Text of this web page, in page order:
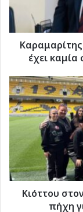
–
Δεν
έχει
καμία
σχέση
τα
νέα
έργα»
(ηχητικό)
έχει
Κιόττου
στον
topfm:
«Ο
Σταυρός ανεβάζει
πήχη
για
τη
Κιόττου
πήχη